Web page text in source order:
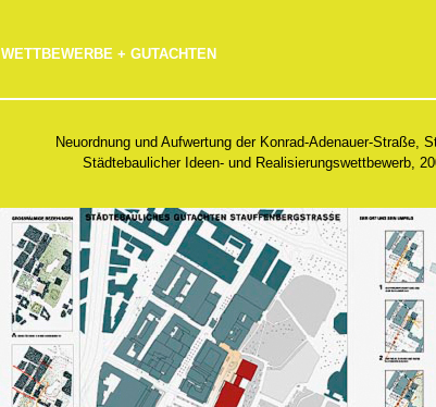
WETTBEWERBE + GUTACHTEN
Neuordnung und Aufwertung der Konrad-Adenauer-Straße,
Städtebaulicher Ideen- und Realisierungswettbewerb,